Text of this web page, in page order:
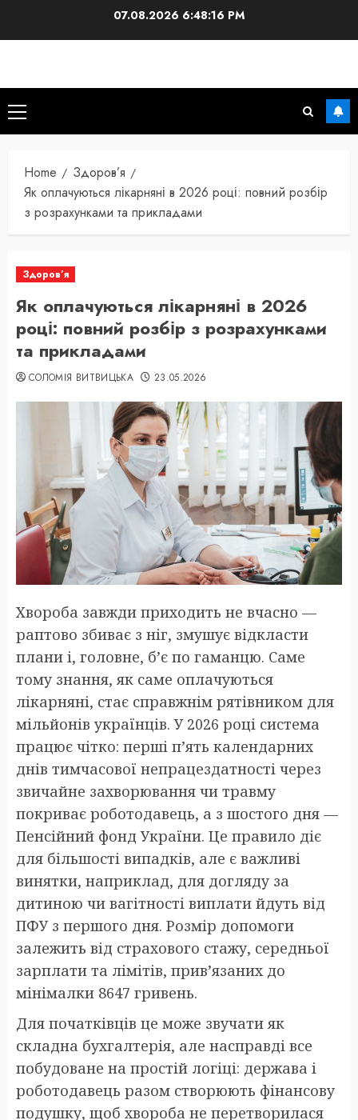
07.08.2026 6:48:17 PM
Primary
Menu
Home
Здоров’я
Як оплачуються лікарняні в 2026 році: повний розбір
з розрахунками та прикладами
Здоров’я
Як оплачуються лікарняні в 2026
році: повний розбір з розрахунками
та прикладами
СОЛОМІЯ ВИТВИЦЬКА 23.05.2026
Хвороба завжди приходить не вчасно —
раптово збиває з ніг, змушує відкласти
плани і, головне, б’є по гаманцю. Саме
тому знання, як саме оплачуються
лікарняні, стає справжнім рятівником для
мільйонів українців. У 2026 році система
працює чітко: перші п’ять календарних
днів тимчасової непрацездатності через
звичайне захворювання чи травму
покриває роботодавець, а з шостого дня —
Пенсійний фонд України. Це правило діє
для більшості випадків, але є важливі
винятки, наприклад, для догляду за
дитиною чи вагітності виплати йдуть від
ПФУ з першого дня. Розмір допомоги
залежить від страхового стажу, середньої
зарплати та лімітів, прив’язаних до
мінімалки 8647 гривень.
Для початківців це може звучати як
складна бухгалтерія, але насправді все
побудоване на простій логіці: держава і
роботодавець разом створюють фінансову
подушку, щоб хвороба не перетворилася